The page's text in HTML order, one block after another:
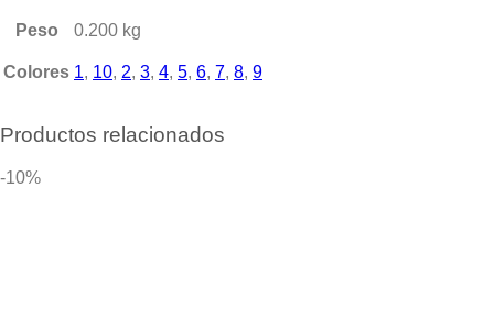
Peso 0.200 kg
Colores 1, 10, 2, 3, 4, 5, 6, 7, 8, 9
Productos relacionados
-10%